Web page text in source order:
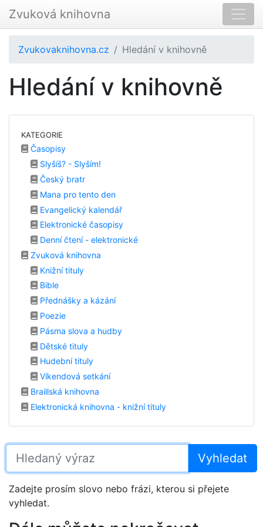
Zvuková knihovna
Zvukovaknihovna.cz Hledání v knihovně
Hledání v knihovně
KATEGORIE
Časopisy
Slyšíš? - Slyším!
Český bratr
Mana pro tento den
Evangelický kalendář
Elektronické časopisy
Denní čtení - elektronické
Zvuková knihovna
Knižní tituly
Bible
Přednášky a kázání
Poezie
Pásma slova a hudby
Dětské tituly
Hudební tituly
Víkendová setkání
Braillská knihovna
Elektronická knihovna - knižní tituly
Zadejte prosím slovo nebo frázi, kterou si přejete
vyhledat.